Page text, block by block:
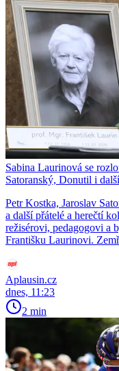
Sabina Laurinová se
Satoranský, Donutil i
Petr Kostka, Jaroslav
a další přátelé a herečtí
režisérovi, pedagogovi a
Františku Laurinovi.
Aplausin.cz
dnes, 11:23
2 min